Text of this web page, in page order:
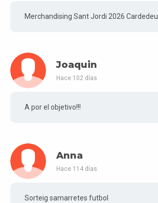
Merchandising Sant Jordi 2026 Cardedeu
Joaquin
Hace 102 días
A por el objetivo!!!
Anna
Hace 114 días
Sorteig samarretes futbol